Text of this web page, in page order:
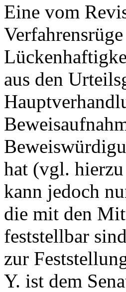
Eine vom
aus den
hat (vgl.
kann jedoch
die mit den
feststellbar
zur
Y. ist dem